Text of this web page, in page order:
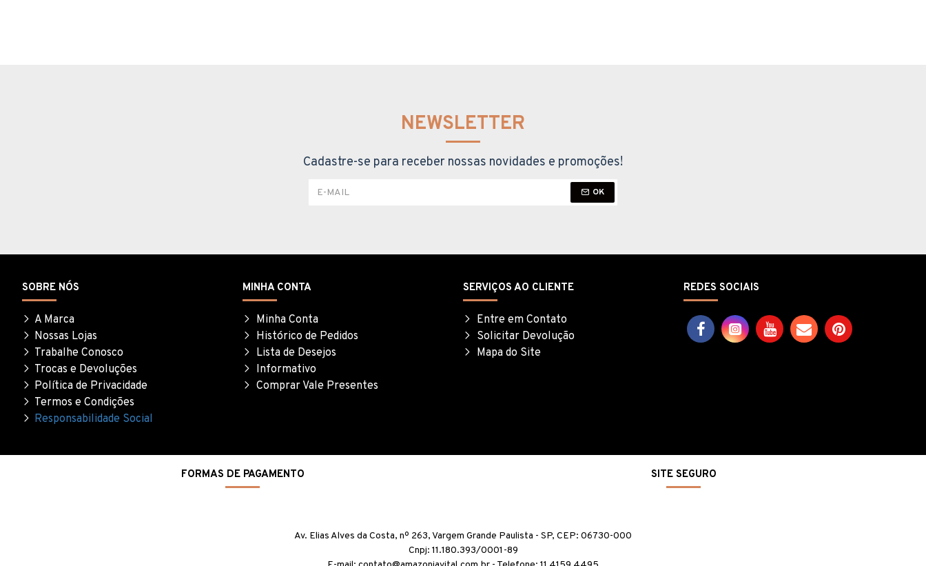
NEWSLETTER
Cadastre-se para receber nossas novidades e promoções!
OK
SOBRE NÓS
A Marca
Nossas Lojas
Trabalhe Conosco
Trocas e Devoluções
Política de Privacidade
Termos e Condições
Responsabilidade Social
MINHA CONTA
Minha Conta
Histórico de Pedidos
Lista de Desejos
Informativo
Comprar Vale Presentes
SERVIÇOS AO CLIENTE
Entre em Contato
Solicitar Devolução
Mapa do Site
REDES SOCIAIS
FORMAS DE PAGAMENTO SITE SEGURO
Av. Elias Alves da Costa, nº 263, Vargem Grande Paulista - SP, CEP: 06730-000
Cnpj: 11.180.393/0001-89